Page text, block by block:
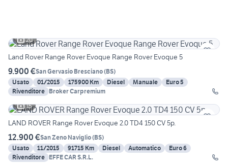
20
Land Rover Range Rover Evoque Range Rover Evoque 5
9.900 €San Gervasio Bresciano(BS)
Usato
01/2015 175900 Km Diesel Manuale
Euro 5
Rivenditore Broker Carpremium
15
LAND ROVER Range Rover Evoque 2.0 TD4 150 CV 5p.
12.900 €San Zeno Naviglio(BS)
Usato
11/2015 91715 Km Diesel Automatico
Euro 6
Rivenditore EFFE CAR S.R.L.